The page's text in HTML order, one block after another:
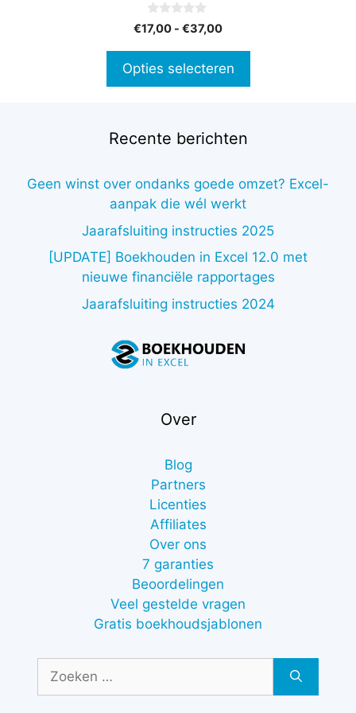
0
v
5
€17,00 - €37,00Prijsklasse:
€37,00
Opties selecteren
productpagina
Recente berichten
Geen winst over ondanks goede omzet? Excel-
aanpak die wél werkt
Jaarafsluiting instructies 2025
[UPDATE] Boekhouden in Excel 12.0 met
nieuwe financiële rapportages
Jaarafsluiting instructies 2024
Over
Blog
Partners
Licenties
Affiliates
Over ons
7 garanties
Beoordelingen
Veel gestelde vragen
Gratis boekhoudsjablonen
naar:
€16,50 -
€16,50